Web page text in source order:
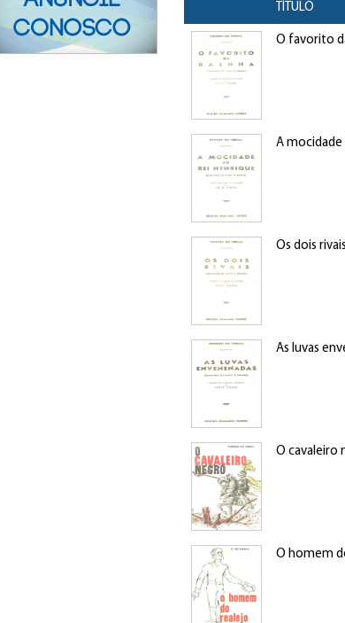
TÍTULO
O favorito
A mocidade
Os dois rivais
As luvas
O cavaleiro
O homem